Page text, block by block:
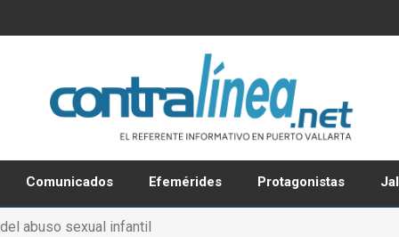
Comunicados Efemérides Protagonistas
abuso sexual infantil